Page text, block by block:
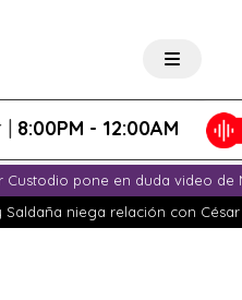
- 12:00AM
Custodio pone en duda video de
Saldaña niega relación con